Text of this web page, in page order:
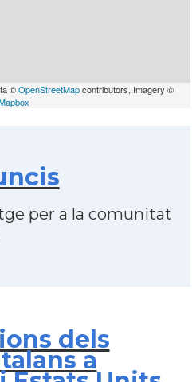
©OpenStreetMapcontributors, Imagery ©
per a la comunitat
dels
a